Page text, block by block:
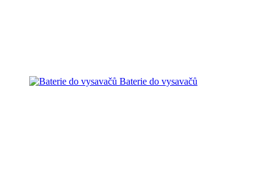
Baterie do vysavačů